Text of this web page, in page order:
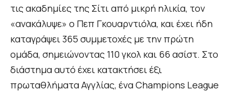
τις ακαδημίες της Σίτι από μικρή ηλικία, τον
«ανακάλυψε» ο Πεπ Γκουαρντιόλα, και έχει ήδη
καταγράψει 365 συμμετοχές με την πρώτη
ομάδα, σημειώνοντας 110 γκολ και 66 ασίστ. Στο
διάστημα αυτό έχει κατακτήσει έξι
πρωταθλήματα Αγγλίας, ένα Champions League